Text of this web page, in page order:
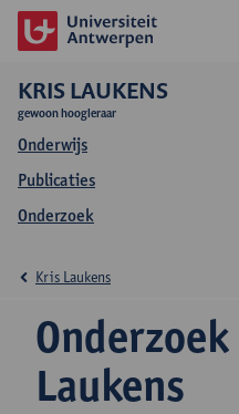
KRIS LAUKENS
gewoon hoogleraar
Onderwijs
Publicaties
Onderzoek
Laukens
Kris Laukens